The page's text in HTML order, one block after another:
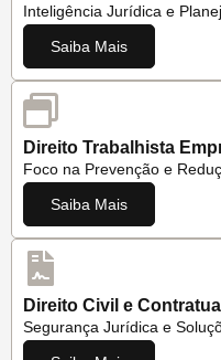
Inteligência Jurídica e
Saiba Mais
Direito Trabalhista
Foco na Prevenção e
Saiba Mais
Direito Civil e Contratual
Segurança Jurídica e